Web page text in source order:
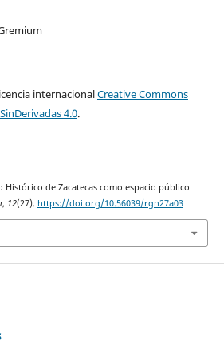
internacionalCreative Commons
4.0.
Histórico de Zacatecas como espacio público
, 12(27). https://doi.org/10.56039/rgn27a03